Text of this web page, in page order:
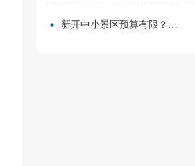
新开中小景区预算有限？分 3 阶段搭建售检票系统，小游票务轻量化方案直接落地